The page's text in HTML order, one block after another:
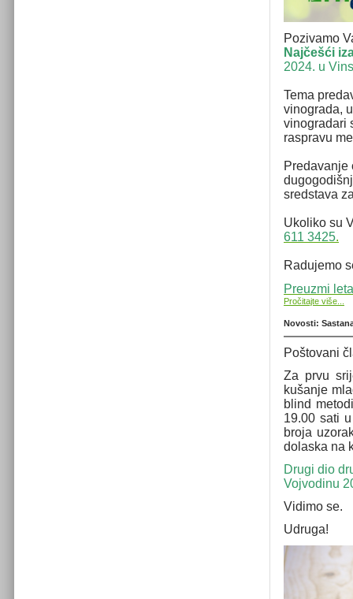
Pozivamo
Najčešći
2024. u
Tema
vinograda,
vinogradari
raspravu
Predavanje
sredstava
Ukoliko su
611 3425.
Radujemo
Preuzmi
Pročitajte više...
Novosti:
Poštovani
Za prvu
kušanje
blind
19.00 sati
broja
dolaska na
Drugi dio
Vojvodinu
Vidimo se.
Udruga!